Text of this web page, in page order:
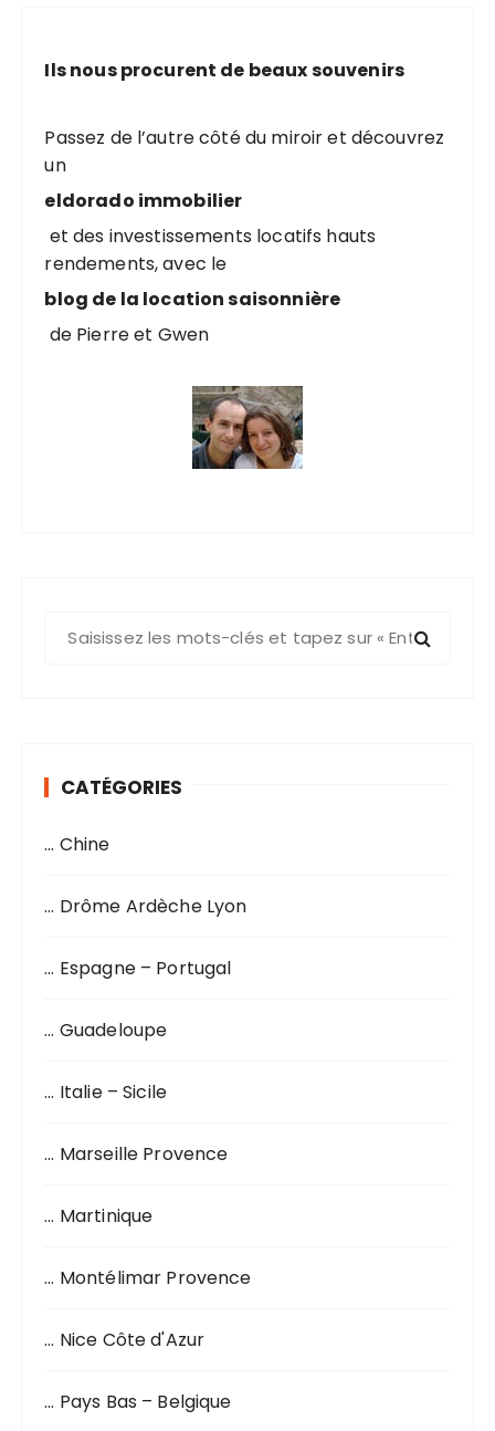
Ils nous procurent de beaux souvenirs
Passez de l’autre côté du miroir et découvrez
un
eldorado immobilier
et des investissements locatifs hauts
rendements, avec le
blog de la location saisonnière
de Pierre et Gwen
e
CATÉGORIES
… Chine
… Drôme Ardèche Lyon
… Espagne – Portugal
… Guadeloupe
… Italie – Sicile
… Marseille Provence
… Martinique
… Montélimar Provence
… Nice Côte d'Azur
… Pays Bas – Belgique